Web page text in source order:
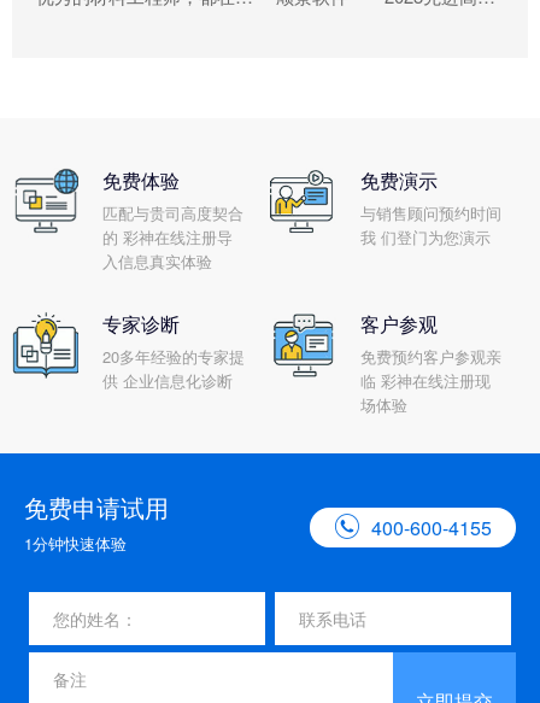
免费体验
匹配与贵司高度契合
的 彩神在线注册导
入信息真实体验
免费演示
与销售顾问预约时间
我 们登门为您演示
专家诊断
20多年经验的专家提
供 企业信息化诊断
客户参观
免费预约客户参观亲
临 彩神在线注册现
场体验
免费申请试用
1分钟快速体验
 400-600-4155